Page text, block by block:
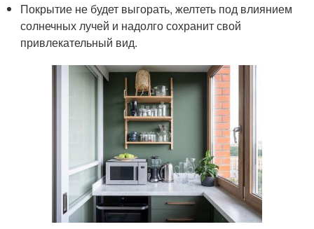
Покрытие не будет выгорать, желтеть под влиянием
солнечных лучей и надолго сохранит свой
привлекательный вид.